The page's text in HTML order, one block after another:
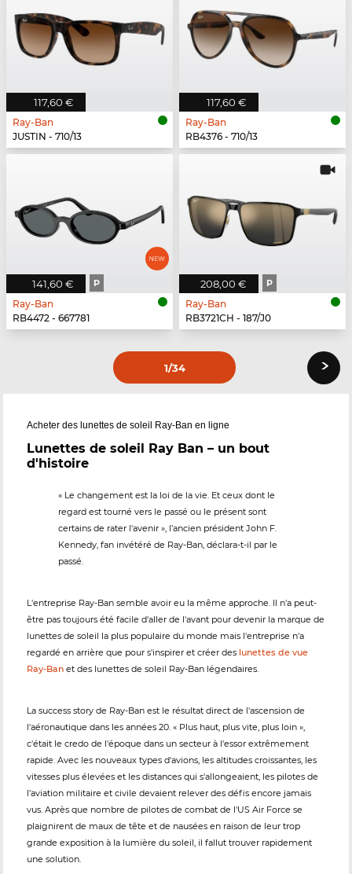
117,60 €
Ray-Ban
JUSTIN - 710/13
117,60 €
Ray-Ban
RB4376 - 710/13
141,60 € P
Ray-Ban
RB4472 - 667781
208,00 € P
Ray-Ban
RB3721CH - 187/J0
1/34 ›
Acheter des lunettes de soleil Ray-Ban en ligne
Lunettes de soleil Ray Ban – un bout
d'histoire
« Le changement est la loi de la vie. Et ceux dont le
regard est tourné vers le passé ou le présent sont
certains de rater l'avenir », l’ancien président John F.
Kennedy, fan invétéré de Ray-Ban, déclara-t-il par le
passé.
L'entreprise Ray-Ban semble avoir eu la même approche. Il n'a peut-
être pas toujours été facile d'aller de l'avant pour devenir la marque de
lunettes de soleil la plus populaire du monde mais l'entreprise n'a
regardé en arrière que pour s'inspirer et créer des lunettes de vue
Ray-Ban et des lunettes de soleil Ray-Ban légendaires.
La success story de Ray-Ban est le résultat direct de l'ascension de
l'aéronautique dans les années 20. « Plus haut, plus vite, plus loin »,
c'était le credo de l'époque dans un secteur à l'essor extrêmement
rapide. Avec les nouveaux types d'avions, les altitudes croissantes, les
vitesses plus élevées et les distances qui s'allongeaient, les pilotes de
l’aviation militaire et civile devaient relever des défis encore jamais
vus. Après que nombre de pilotes de combat de l'US Air Force se
plaignirent de maux de tête et de nausées en raison de leur trop
grande exposition à la lumière du soleil, il fallut trouver rapidement
une solution.